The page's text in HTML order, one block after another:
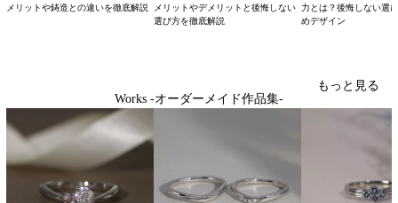
メリットや鋳造との違いを徹底解説
メリットやデメリットと後悔しない
選び方を徹底解説
力とは？後悔しない選
めデザイン
Works -オーダーメイド作品集-
もっと見る